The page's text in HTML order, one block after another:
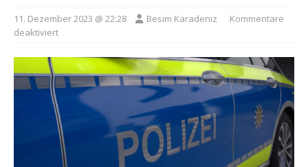
11. Dezember 2023 @ 22:28 Besim Karadeniz
Kommentare
deaktiviert